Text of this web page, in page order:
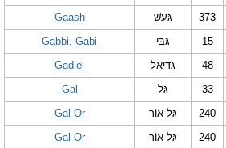
Numerology
Add Name
Contact Us
Gaash
גַּעַשׁ 373
Gabbi, Gabi
גַּבִּי 15
Gadiel
גַּדִּיאֵל 48
Gal
גַּל 33
Gal Or
גַּל אוֹר 240
Gal-Or
גַּל-אוֹר 240